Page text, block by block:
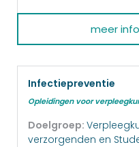
meer
Infectiepreventie
Opleidingen voor
Doelgroep:
verzorgenden en